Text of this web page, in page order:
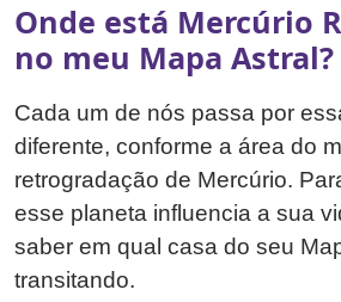
Onde está Mercúrio
no meu Mapa Astral?
Cada um de nós passa por
diferente, conforme a área do
retrogradação de Mercúrio.
esse planeta influencia a sua
saber em qual casa do seu
transitando.